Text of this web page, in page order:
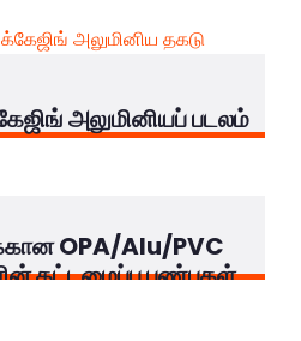
அலுமினியப் படலம்
OPA/Alu/PVC
கட்டமைப்பு பண்புகள்